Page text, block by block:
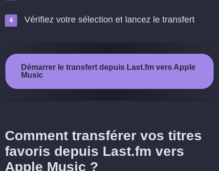
Vérifiez votre sélection et lancez le transfert
Démarrer le transfert depuis Last.fm vers Apple
Music
Comment transférer vos titres
favoris depuis Last.fm vers
Apple Music ?